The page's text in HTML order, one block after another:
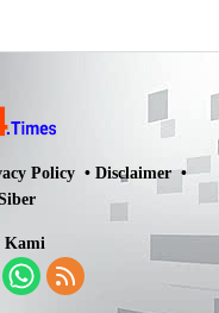
Policy
Disclaimer
Kami